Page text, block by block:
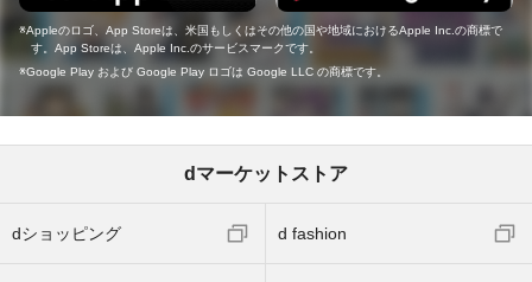
Appleのロゴ、App Storeは、米国もしくはその他の国や地域におけるApple Inc.の商標で
す。App Storeは、Apple Inc.のサービスマークです。
Google Play および Google Play ロゴは Google LLC の商標です。
dマーケットストア
dショッピング d fashion